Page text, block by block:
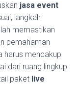
jasa event
langkah
memastikan
pemahaman
harus mencakup
dari ruang lingkup
paket live